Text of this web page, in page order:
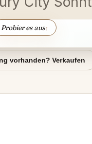
Probier es aus↑
vorhanden? Verkaufen